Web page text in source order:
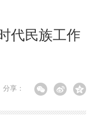
代民族工作
分享：